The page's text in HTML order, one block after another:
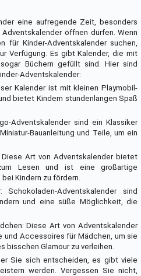
eine aufregende Zeit, besonders
öffnen dürfen. Wenn
für Kinder-Adventskalender suchen,
Verfügung. Es gibt Kalender, die mit
Büchern gefüllt sind. Hier sind
Adventskalender:
Kalender ist mit kleinen Playmobil-
bietet Kindern stundenlangen Spaß
Adventskalender sind ein Klassiker
Bauanleitung und Teile, um ein
Art von Adventskalender bietet
Lesen und ist eine großartige
Kindern zu fördern.
Schokoladen-Adventskalender sind
und eine süße Möglichkeit, die
Diese Art von Adventskalender
Accessoires für Mädchen, um sie
bisschen Glamour zu verleihen.
Sie sich entscheiden, es gibt viele
werden. Vergessen Sie nicht,